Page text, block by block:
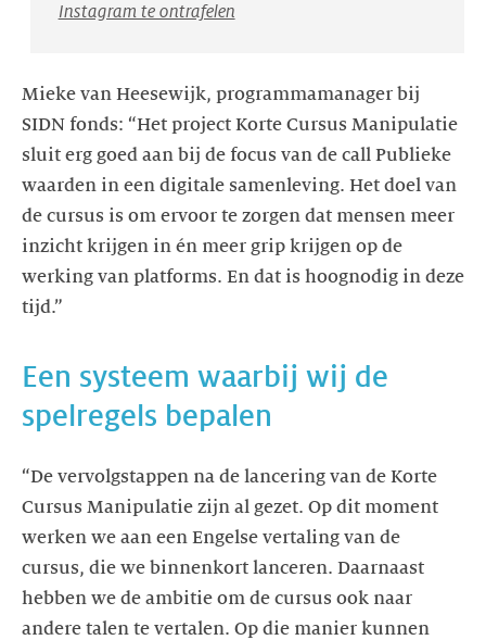
Instagram te ontrafelen
Mieke van Heesewijk, programmamanager bij
SIDN fonds: “Het project Korte Cursus Manipulatie
sluit erg goed aan bij de focus van de call Publieke
waarden in een digitale samenleving. Het doel van
de cursus is om ervoor te zorgen dat mensen meer
inzicht krijgen in én meer grip krijgen op de
werking van platforms. En dat is hoognodig in deze
Een systeem waarbij wij de
“De vervolgstappen na de lancering van de Korte
Cursus Manipulatie zijn al gezet. Op dit moment
werken we aan een Engelse vertaling van de
cursus, die we binnenkort lanceren. Daarnaast
hebben we de ambitie om de cursus ook naar
andere talen te vertalen. Op die manier kunnen